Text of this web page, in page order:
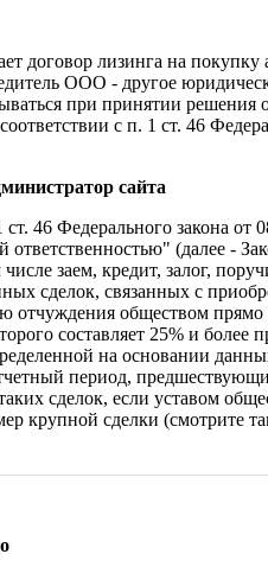
договор лизинга на покупку
ООО - другое
при принятии решения
с п. 1 ст. 46
сайта
ст. 46 Федерального закона
ответственностью" (далее -
заем, кредит, залог,
сделок, связанных с
отчуждения обществом
составляет 25% и более
на основании
период,
сделок, если уставом
крупной сделки (смотрите